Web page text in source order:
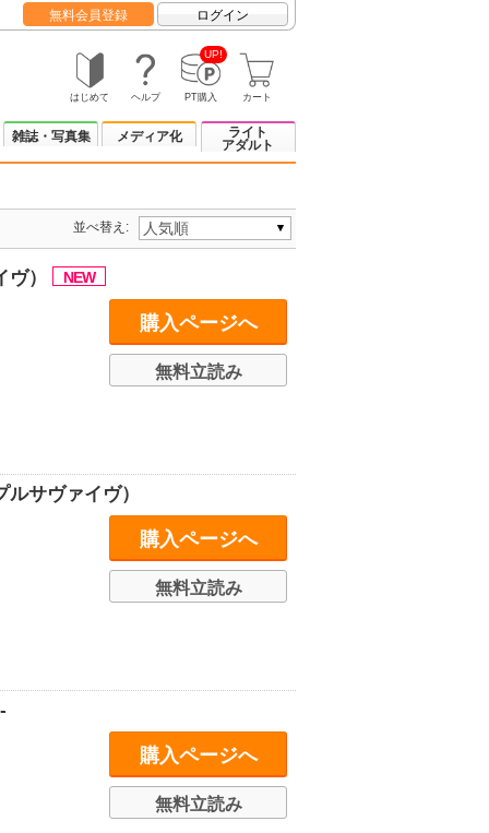
無料会員登録 ログイン
はじめて ヘルプ
UP!
PT購入 カート
雑誌・写真集 メディア化
ライト
アダルト
並べ替え:
ヴ）
購入ページへ
無料立読み
サヴァイヴ）
購入ページへ
無料立読み
購入ページへ
無料立読み